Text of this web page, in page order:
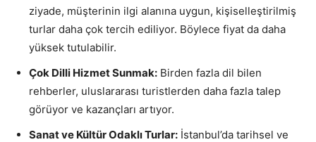
ziyade, müşterinin ilgi alanına uygun, kişiselleştirilmiş
turlar daha çok tercih ediliyor. Böylece fiyat da daha
yüksek tutulabilir.
Çok Dilli Hizmet Sunmak: Birden fazla dil bilen
rehberler, uluslararası turistlerden daha fazla talep
görüyor ve kazançları artıyor.
Sanat ve Kültür Odaklı Turlar: İstanbul’da tarihsel ve